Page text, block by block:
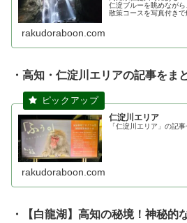
仁淀ブルーを眺めなが
散策コースを写真付きで
rakudoraboon.com
・高知・仁淀川エリアの記事をま
仁淀川エリア
「仁淀川エリア」の記事
rakudoraboon.com
・【白龍湖】高知の秘境！神秘的